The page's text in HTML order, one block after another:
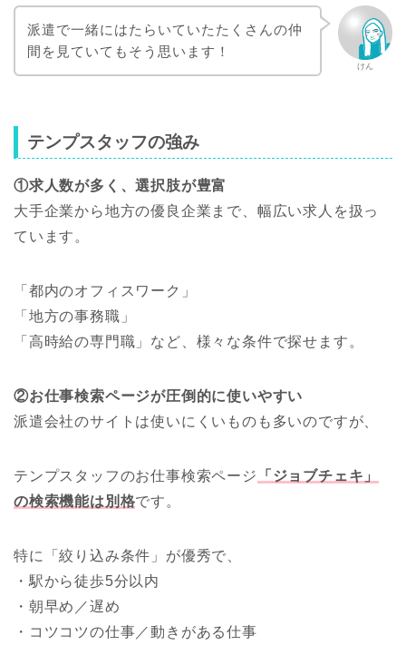
けん
派遣で一緒にはたらいていたたくさんの仲
間を見ていてもそう思います！
テンプスタッフの強み
①求人数が多く、選択肢が豊富
大手企業から地方の優良企業まで、幅広い求人を扱っ
ています。
「都内のオフィスワーク」
「地方の事務職」
「高時給の専門職」など、様々な条件で探せます。
②お仕事検索ページが圧倒的に使いやすい
派遣会社のサイトは使いにくいものも多いのですが、
テンプスタッフのお仕事検索ページ
「ジョブチェキ」
の検索機能は別格です。
特に「絞り込み条件」が優秀で、
・駅から徒歩5分以内
・朝早め／遅め
・コツコツの仕事／動きがある仕事